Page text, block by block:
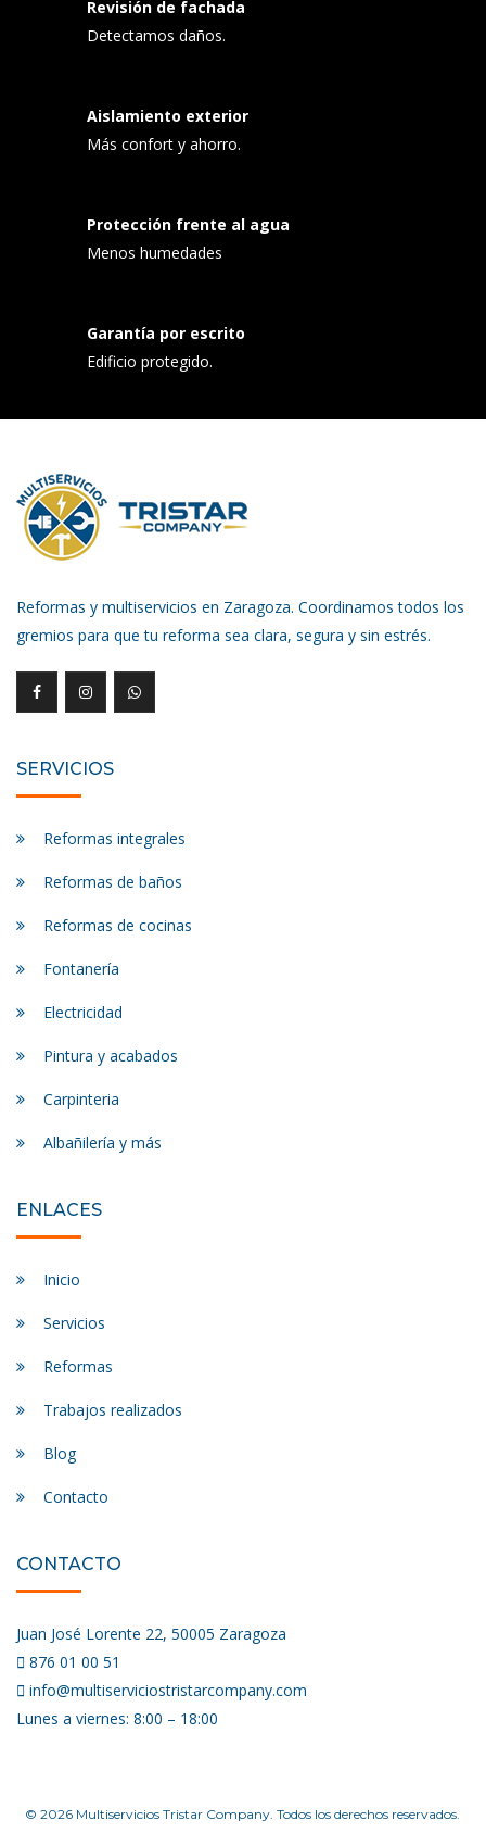
Revisión de fachada
Detectamos daños.
Aislamiento exterior
Más confort y ahorro.
Protección frente al agua
Menos humedades
Garantía por escrito
Edificio protegido.
Reformas y multiservicios en Zaragoza. Coordinamos todos los
gremios para que tu reforma sea clara, segura y sin estrés.
SERVICIOS
Reformas integrales
Reformas de baños
Reformas de cocinas
Fontanería
Electricidad
Pintura y acabados
Carpinteria
Albañilería y más
ENLACES
Inicio
Servicios
Reformas
Trabajos realizados
Blog
Contacto
CONTACTO
Juan José Lorente 22, 50005 Zaragoza
876 01 00 51
info@multiserviciostristarcompany.com
Lunes a viernes: 8:00 – 18:00
© 2026 Multiservicios Tristar Company. Todos los derechos reservados.